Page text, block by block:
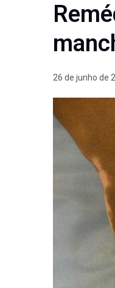
26 de junho de